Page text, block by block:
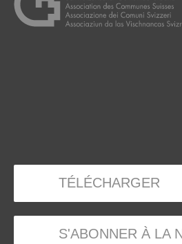
TÉLÉCHARGER
S'ABONNER À LA